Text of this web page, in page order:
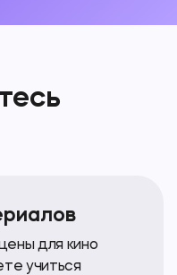
для кино
учиться